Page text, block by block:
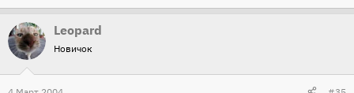
Leopard
Новичок